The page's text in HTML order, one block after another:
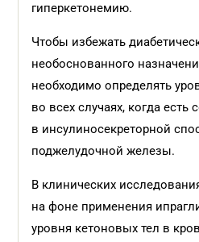
гиперкетонемию.
Чтобы избежать
необоснованного
необходимо определять
во всех случаях, когда есть
в инсулиносекреторной
поджелудочной железы.
В клинических
на фоне применения
уровня кетоновых тел в